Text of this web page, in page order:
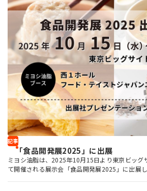
記事
「食品開発展2025」に出展
ミヨシ油脂は、2025年10月15日より東京ビッグ
て開催される展示会「食品開発展2025」に出展